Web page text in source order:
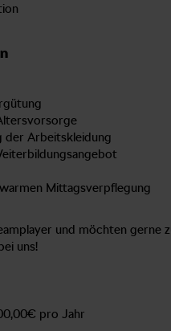
der Arbeitskleidung
Mittagsverpflegung
und möchten
uns!
pro Jahr